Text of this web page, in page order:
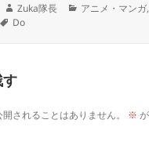
作
成
Zuka隊長
カ
アニメ・マンガ,
タ
Do
す
されることはありません。 ※